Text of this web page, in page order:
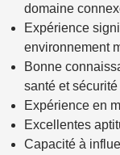
domaine
Expérience
environnement
Bonne
santé et sécurité
Expérience en
Excellentes
Capacité à